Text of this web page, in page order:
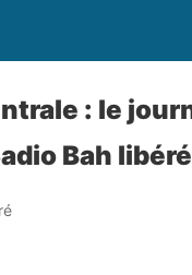
: le
Bah libéré